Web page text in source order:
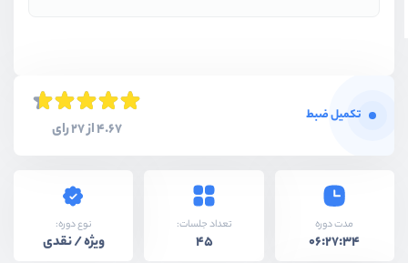
تکمیل ضبط
4.67 از 27 رای
مدت دوره
06:27:34
تعداد جلسات:
45
نوع دوره:
ویژه / نقدی